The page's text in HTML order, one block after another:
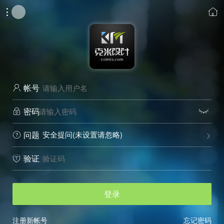
 
 帐号
 密码 
 问题 
安全提问(未设置请忽略)
 验证
登录
忘记密码
注册新帐号